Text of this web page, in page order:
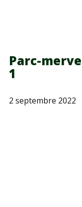
Parc-
1
2 septembre 2022